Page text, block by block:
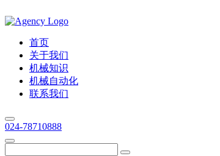
首页
关于我们
机械知识
机械自动化
联系我们
024-78710888